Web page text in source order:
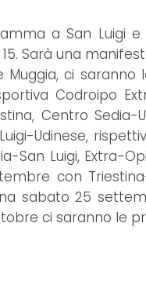
a San Luigi e
Sarà una
ci saranno
Codroipo
Centro
Udinese,
San Luigi, Extra-
con
sabato 25
ci saranno le